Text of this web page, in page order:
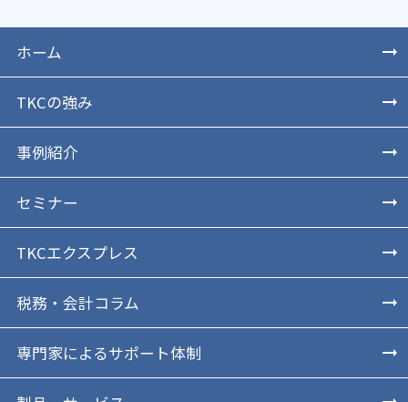
ホーム
TKCの強み
事例紹介
セミナー
TKCエクスプレス
税務・会計コラム
専門家によるサポート体制